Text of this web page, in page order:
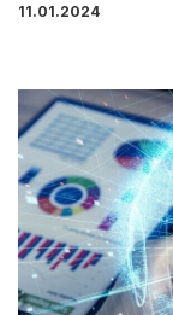
11.01.2024